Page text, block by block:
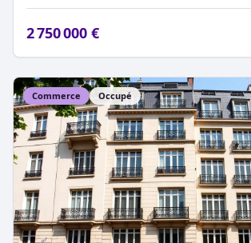
2 750 000 €
Commerce Occupé